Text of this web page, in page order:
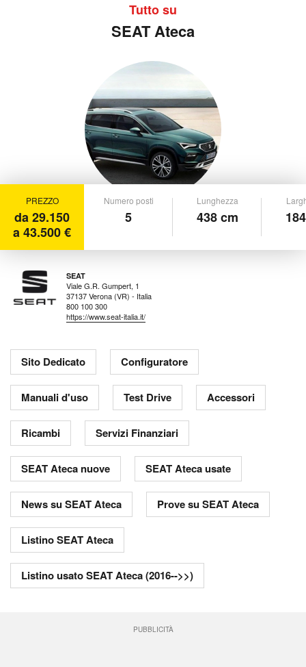
Tutto su
SEAT Ateca
PREZZO
da 29.150
a 43.500 €
Numero posti
5
Lunghezza
438 cm
SEAT
Viale G.R. Gumpert, 1
37137 Verona (VR) - Italia
800 100 300
https://www.seat-italia.it/
Sito Dedicato Configuratore
Manuali d'uso Test Drive Accessori
Ricambi Servizi Finanziari
SEAT Ateca nuove SEAT Ateca usate
News su SEAT Ateca Prove su SEAT Ateca
Listino SEAT Ateca
Listino usato SEAT Ateca (2016-->>)
PUBBLICITÀ